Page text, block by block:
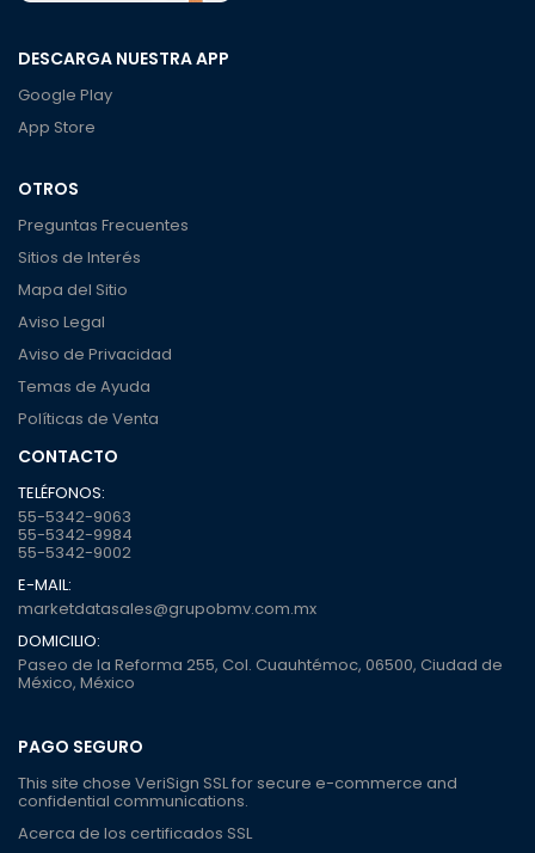
DESCARGA NUESTRA APP
Google Play
App Store
OTROS
Preguntas Frecuentes
Sitios de Interés
Mapa del Sitio
Aviso Legal
Aviso de Privacidad
Temas de Ayuda
Políticas de Venta
CONTACTO
TELÉFONOS:
55-5342-9063
55-5342-9984
55-5342-9002
E-MAIL:
marketdatasales@grupobmv.com.mx
DOMICILIO:
Paseo de la Reforma 255, Col. Cuauhtémoc, 06500, Ciudad de
México, México
PAGO SEGURO
This site chose VeriSign SSL for secure e-commerce and
confidential communications.
Acerca de los certificados SSL